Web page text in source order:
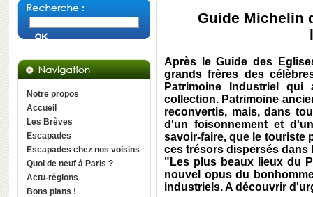
Notre propos
Accueil
Les Brèves
Escapades
Escapades chez nos voisins
Quoi de neuf à Paris ?
Actu-régions
Bons plans !
Guide Michelin
Après le Guide des
grands frères des
Patrimoine Industriel
collection. Patrimoine
reconvertis, mais, dans
d'un foisonnement et
savoir-faire, que le touriste
ces trésors dispersés dans
"Les plus beaux lieux du
nouvel opus du
industriels. A découvrir